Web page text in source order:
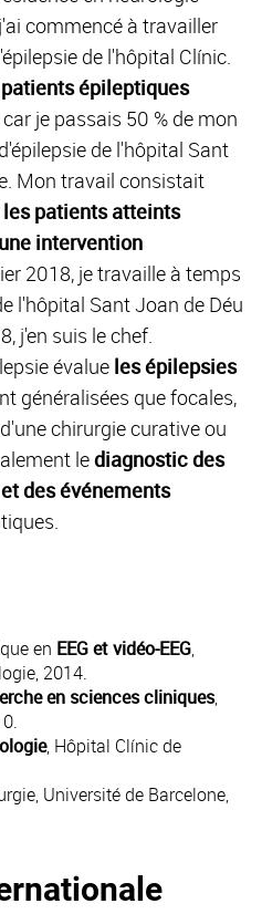
commencé à travailler
de l'hôpital Clínic.
épileptiques
je passais 50 % de mon
de l'hôpital Sant
Mon travail consistait
patients atteints
intervention
2018, je travaille à temps
l'hôpital Sant Joan de Déu
j'en suis le chef.
évalue les épilepsies
généralisées que focales,
chirurgie curative ou
lediagnostic des
des événements
en EEG et vidéo-EEG,
2014.
en sciences cliniques,
, Hôpital Clínic de
Université de Barcelone,